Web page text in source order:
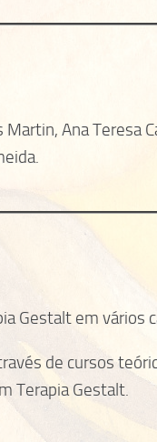
Ana Teresa
Gestalt em vários
de cursos
Terapia Gestalt.